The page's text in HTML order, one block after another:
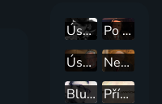
Úsměvy Věry Ferbasové
Po stopách hvězd
Úsměvy Gustava Oplustila
Neobyčejné životy
Blues o mrtvém vrabci
Příběhy slavných